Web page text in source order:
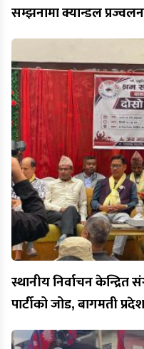
सम्झनामा क्यान्डल
स्थानीय निर्वाचन
पार्टीको जोड, बागमती